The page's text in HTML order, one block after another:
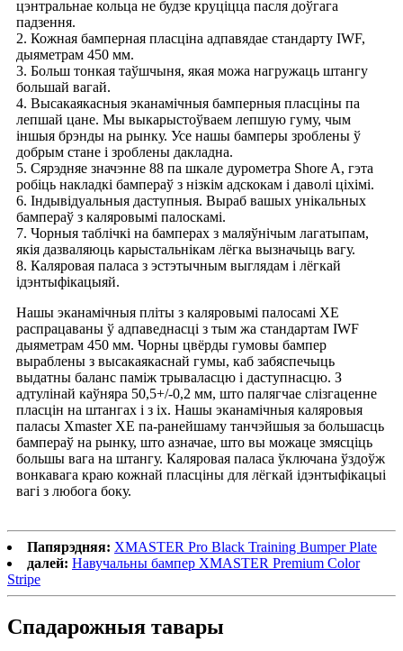
цэнтральнае кольца не будзе круціцца пасля доўгага
падзення.
2. Кожная бамперная пласціна адпавядае стандарту IWF,
дыяметрам 450 мм.
3. Больш тонкая таўшчыня, якая можа нагружаць штангу
большай вагай.
4. Высакаякасныя эканамічныя бамперныя пласціны па
лепшай цане. Мы выкарыстоўваем лепшую гуму, чым
іншыя брэнды на рынку. Усе нашы бамперы зроблены ў
добрым стане і зроблены дакладна.
5. Сярэдняе значэнне 88 па шкале дурометра Shore A, гэта
робіць накладкі бампераў з нізкім адскокам і даволі ціхімі.
6. Індывідуальныя даступныя. Выраб вашых унікальных
бампераў з каляровымі палоскамі.
7. Чорныя таблічкі на бамперах з маляўнічым лагатыпам,
якія дазваляюць карыстальнікам лёгка вызначыць вагу.
8. Каляровая паласа з эстэтычным выглядам і лёгкай
ідэнтыфікацыяй.
Нашы эканамічныя пліты з каляровымі палосамі XE
распрацаваны ў адпаведнасці з тым жа стандартам IWF
дыяметрам 450 мм. Чорны цвёрды гумовы бампер
выраблены з высакаякаснай гумы, каб забяспечыць
выдатны баланс паміж трываласцю і даступнасцю. З
адтулінай каўняра 50,5+/-0,2 мм, што палягчае слізгаценне
пласцін на штангах і з іх. Нашы эканамічныя каляровыя
паласы Xmaster XE па-ранейшаму танчэйшыя за большасць
бампераў на рынку, што азначае, што вы можаце змясціць
большы вага на штангу. Каляровая паласа ўключана ўздоўж
вонкавага краю кожнай пласціны для лёгкай ідэнтыфікацыі
вагі з любога боку.
Папярэдняя: XMASTER Pro Black Training Bumper Plate
далей: Навучальны бампер XMASTER Premium Color
Stripe
Спадарожныя тавары